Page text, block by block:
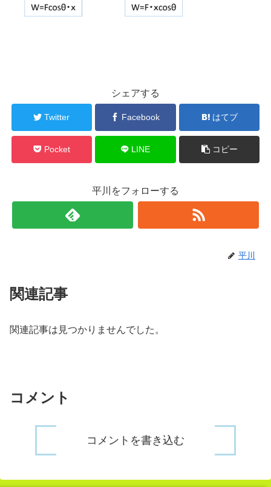
シェアする
Twitter Facebook はてブ
Pocket LINE コピー
平川をフォローする
平川
関連記事
関連記事は見つかりませんでした。
コメント
コメントを書き込む